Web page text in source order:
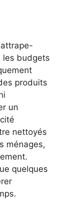
attrape-
les budgets
produits
un
nettoyés
ménages,
quelques